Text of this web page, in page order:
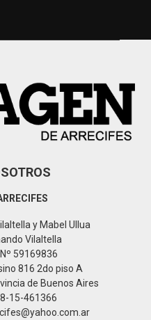
y Mabel Ullua
Vilaltella
59169836
816 2do piso A
de Buenos Aires
15-461366